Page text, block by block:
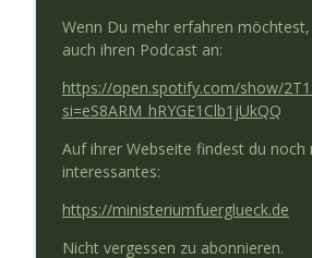
#75 Zwischenbilanz und
geht!
Mutstifter Podcast
#73 Musterbrecher Stefan
Mutstifter Podcast
Wenn Du mehr erfahren
auch ihren Podcast an:
https://open.spotify.com/show/
si=eS8ARM_hRYGE1Clb1jUkQQ
Auf ihrer Webseite findest du noch
interessantes:
https://ministeriumfuerglueck.de
Nicht vergessen zu abonnieren.